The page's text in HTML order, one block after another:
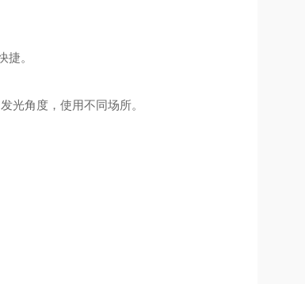
。
光角度，使用不同场所。